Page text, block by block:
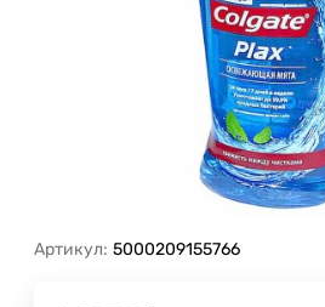
Артикул: 5000209155766